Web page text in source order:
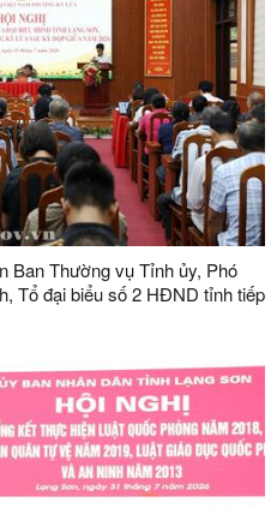
Thường vụ Tỉnh ủy, Phó
Tổ đại biểu số 2 HĐND tỉnh tiếp